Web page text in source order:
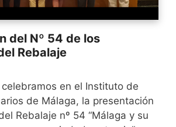
del Nº 54 de los
Rebalaje
en el Instituto de
de Málaga, la presentación
Rebalaje nº 54 “Málaga y su